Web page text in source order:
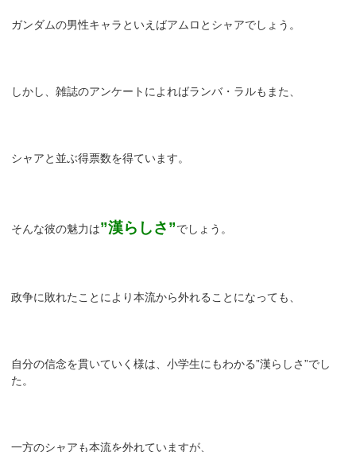
ガンダムの男性キャラといえばアムロとシャアでしょう。
しかし、雑誌のアンケートによればランバ・ラルもまた、
シャアと並ぶ得票数を得ています。
そんな彼の魅力は”漢らしさ”でしょう。
政争に敗れたことにより本流から外れることになっても、
自分の信念を貫いていく様は、小学生にもわかる”漢らしさ”でし
た。
一方のシャアも本流を外れていますが、